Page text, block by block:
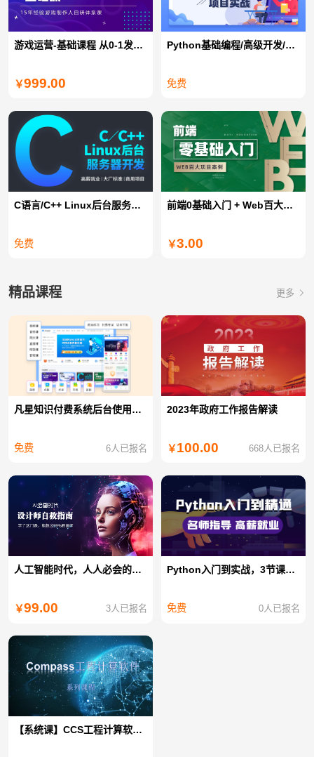
游戏运营-基础课程 从0-1发行一款游戏项目
￥999.00
Python基础编程/高级开发/全栈开发/爬虫/数据分析
免费
C语言/C++ Linux后台服务器开发
免费
前端0基础入门 + Web百大项目案例
￥3.00
精品课程 更多
凡星知识付费系统后台使用教程
免费 6人已报名
2023年政府工作报告解读
￥100.00 668人已报名
人工智能时代，人人必会的AI绘画设计课
￥99.00 3人已报名
Python入门到实战，3节课化身为Python大神
免费 0人已报名
【系统课】CCS工程计算软件使用与操作(河船)